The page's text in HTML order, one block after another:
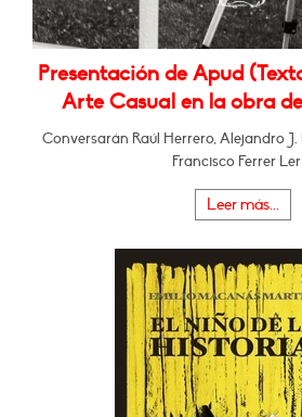
Presentación de Apud
Arte Casual en la obra
Conversarán Raúl Herrero, Alejandro
Francisco Ferrer
Leer más...